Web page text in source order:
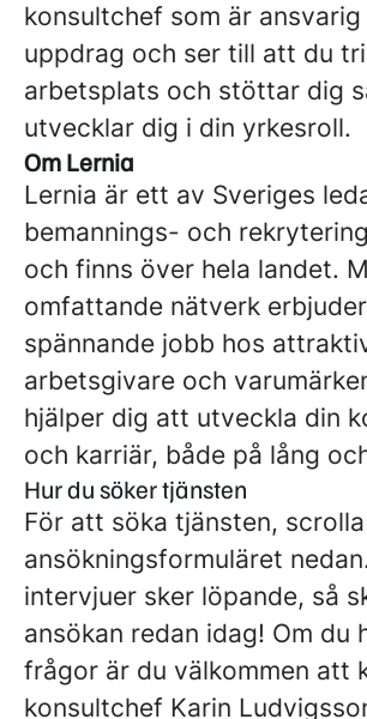
konsultchef som är
uppdrag och ser till att du
arbetsplats och stöttar dig
utvecklar dig i din yrkesroll.
Om Lernia
Lernia är ett av Sveriges
bemannings- och
och finns över hela landet.
omfattande nätverk
spännande jobb hos
arbetsgivare och
hjälper dig att utveckla din
och karriär, både på lång
Hur du söker tjänsten
För att söka tjänsten,
ansökningsformuläret
intervjuer sker löpande, så
ansökan redan idag! Om du
frågor är du välkommen att
konsultchef Karin